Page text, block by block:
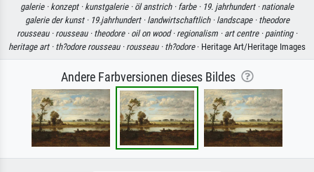
galerie · konzept · kunstgalerie · öl anstrich · farbe · 19. jahrhundert · nationale
galerie der kunst · 19.jahrhundert · landwirtschaftlich · landscape · theodore
rousseau · rousseau · theodore · oil on wood · regionalism · art centre · painting ·
heritage art · th?odore rousseau · rousseau · th?odore· Heritage Art/Heritage Images
Andere Farbversionen dieses Bildes